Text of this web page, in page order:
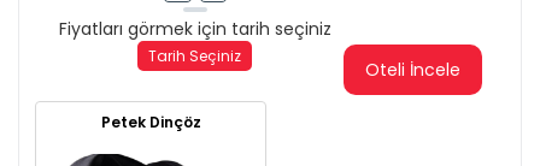
Fiyatları görmek için tarih seçiniz
Tarih Seçiniz
Oteli İncele
Petek Dinçöz